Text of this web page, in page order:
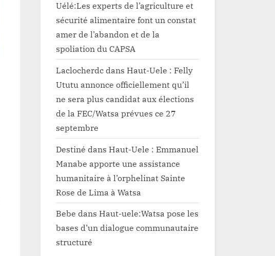
Uélé:Les experts de l’agriculture et
sécurité alimentaire font un constat
amer de l’abandon et de la
spoliation du CAPSA
Laclocherdcdans Haut-Uele : Felly
Ututu annonce officiellement qu’il
ne sera plus candidat aux élections
de la FEC/Watsa prévues ce 27
septembre
Destiné dans Haut-Uele : Emmanuel
Manabe apporte une assistance
humanitaire à l’orphelinat Sainte
Rose de Lima à Watsa
Bebe dans Haut-uele:Watsa pose les
bases d’un dialogue communautaire
structuré